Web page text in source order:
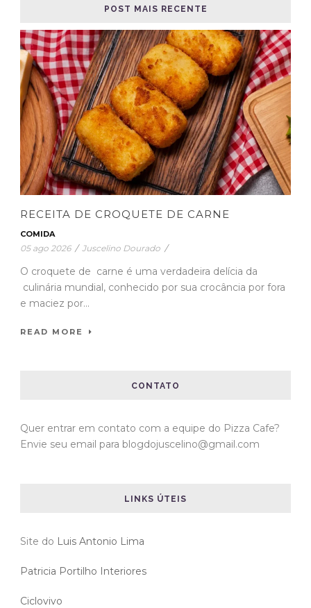
POST MAIS RECENTE
RECEITA DE CROQUETE DE CARNE
COMIDA
05 ago 2026 / Juscelino Dourado /
O croquete de carne é uma verdadeira delícia da
culinária mundial, conhecido por sua crocância por fora
e maciez por...
READ MORE
CONTATO
Quer entrar em contato com a equipe do Pizza Cafe?
Envie seu email para blogdojuscelino@gmail.com
LINKS ÚTEIS
Site do Luis Antonio Lima
Patricia Portilho Interiores
Ciclovivo